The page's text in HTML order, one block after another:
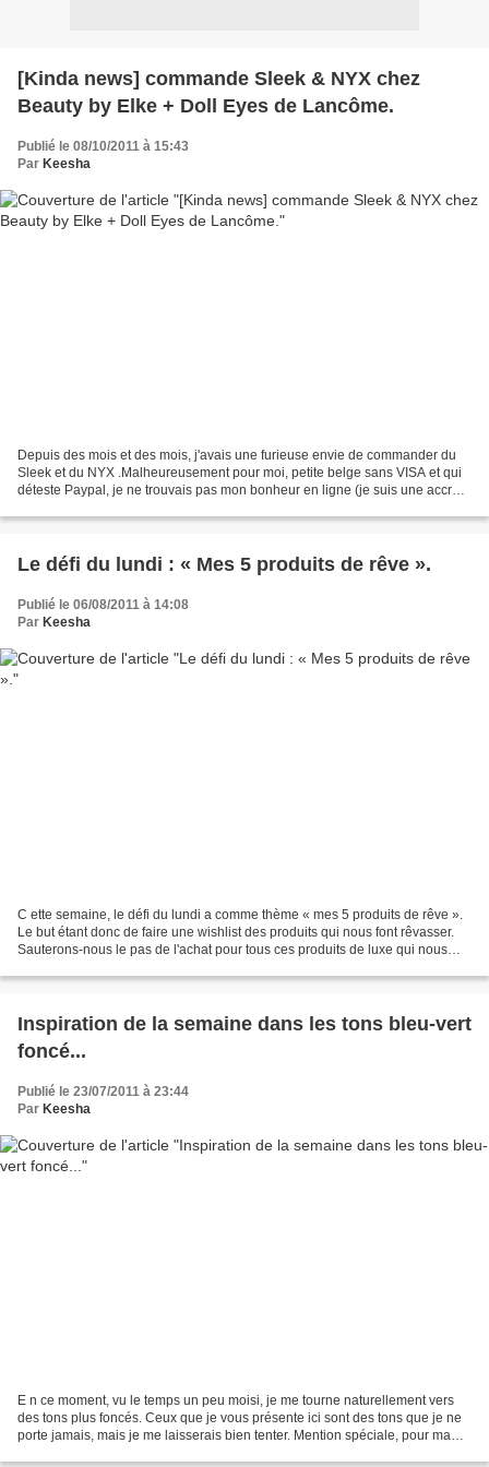
[Kinda news] commande Sleek & NYX chez
Beauty by Elke + Doll Eyes de Lancôme.
Publié le 08/10/2011 à 15:43
Par Keesha
Depuis des mois et des mois, j'avais une furieuse envie de commander du
Sleek et du NYX .Malheureusement pour moi, petite belge sans VISA et qui
déteste Paypal, je ne trouvais pas mon bonheur en ligne (je suis une accro
Le défi du lundi : « Mes 5 produits de rêve ».
Publié le 06/08/2011 à 14:08
Par Keesha
C ette semaine, le défi du lundi a comme thème « mes 5 produits de rêve ».
Le but étant donc de faire une wishlist des produits qui nous font rêvasser.
Sauterons-nous le pas de l'achat pour tous ces produits de luxe qui nous
Inspiration de la semaine dans les tons bleu-vert
foncé...
Publié le 23/07/2011 à 23:44
Par Keesha
E n ce moment, vu le temps un peu moisi, je me tourne naturellement vers
des tons plus foncés. Ceux que je vous présente ici sont des tons que je ne
porte jamais, mais je me laisserais bien tenter. Mention spéciale, pour ma